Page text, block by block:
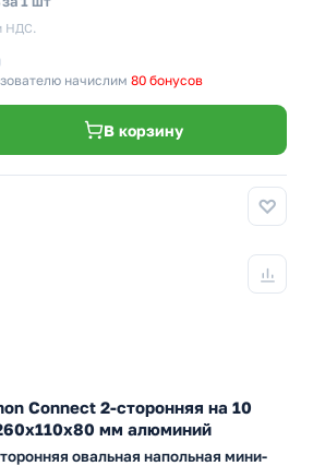
НДС.
начислим 80 бонусов
В корзину
Connect 2-сторонняя на 10
мм алюминий
овальная напольная мини-